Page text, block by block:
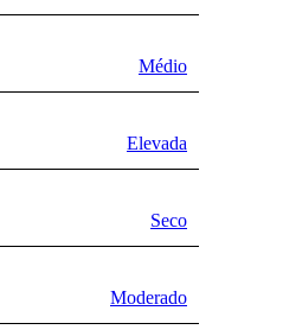
Médio
Elevada
Seco
Moderado